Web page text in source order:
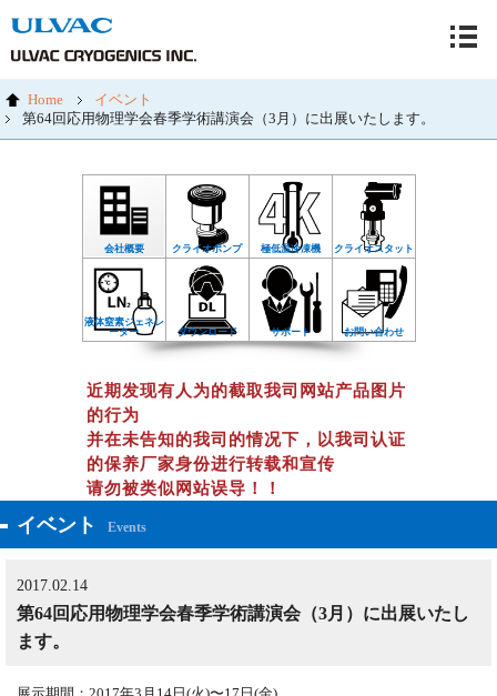
Home
イベント
第64回応用物理学会春季学術講演会（3月）に出展いたします。
会社概要 クライオポンプ 極低温冷凍機 クライオスタット
液体窒素ジェネレ
ーター
ダウンロード サポート お問い合わせ
近期发现有人为的截取我司网站产品图片
的行为
并在未告知的我司的情况下，以我司认证
的保养厂家身份进行转载和宣传
请勿被类似网站误导！！
イベント Events
2017.02.14
第64回応用物理学会春季学術講演会（3月）に出展いたし
ます。